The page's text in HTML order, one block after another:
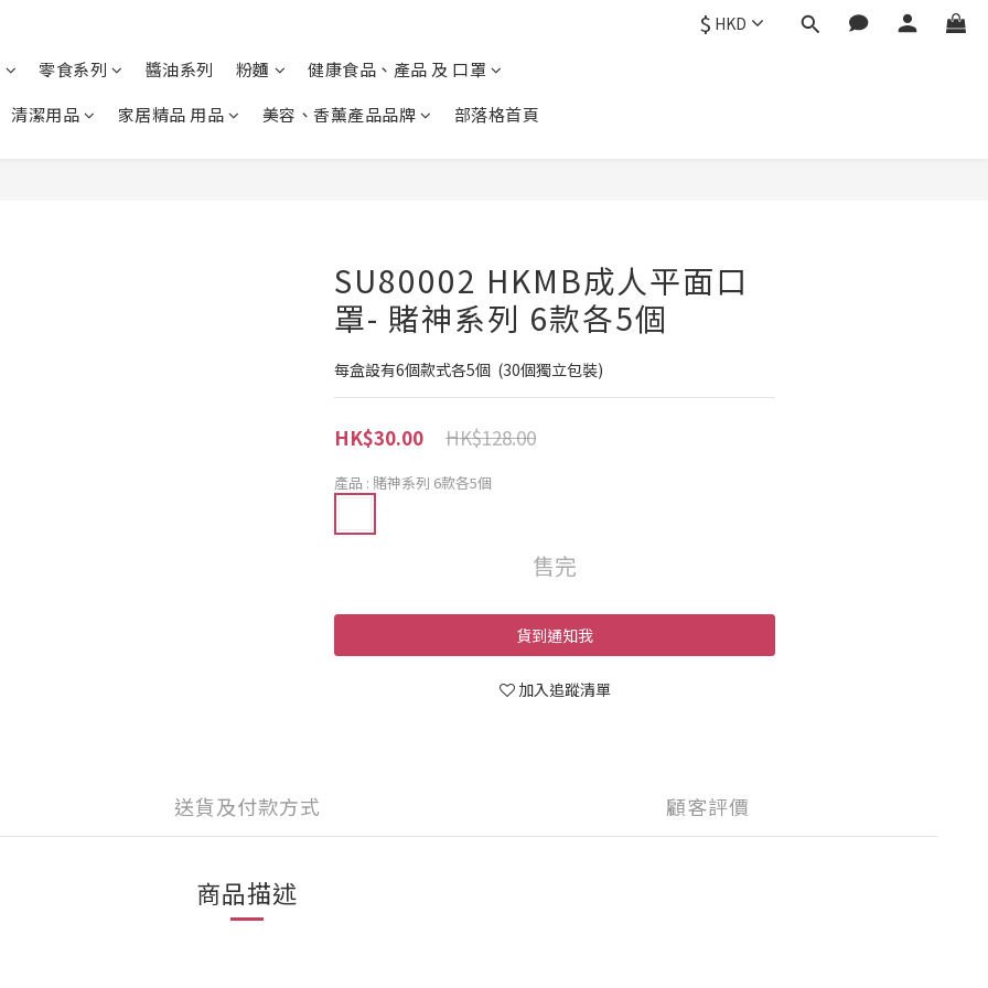
$ HKD
零食系列 醬油系列 粉麵
健康食品、產品 及 口罩
清潔用品
家居精品 用品 美容、香薰產品品牌 部落格首頁
SU80002 HKMB成人平面口
罩- 賭神系列 6款各5個
每盒設有6個款式各5個  (30個獨立包裝)
HK$128.00
HK$30.00
產品 : 賭神系列 6款各5個
售完
貨到通知我
加入追蹤清單
送貨及付款方式 顧客評價
商品描述